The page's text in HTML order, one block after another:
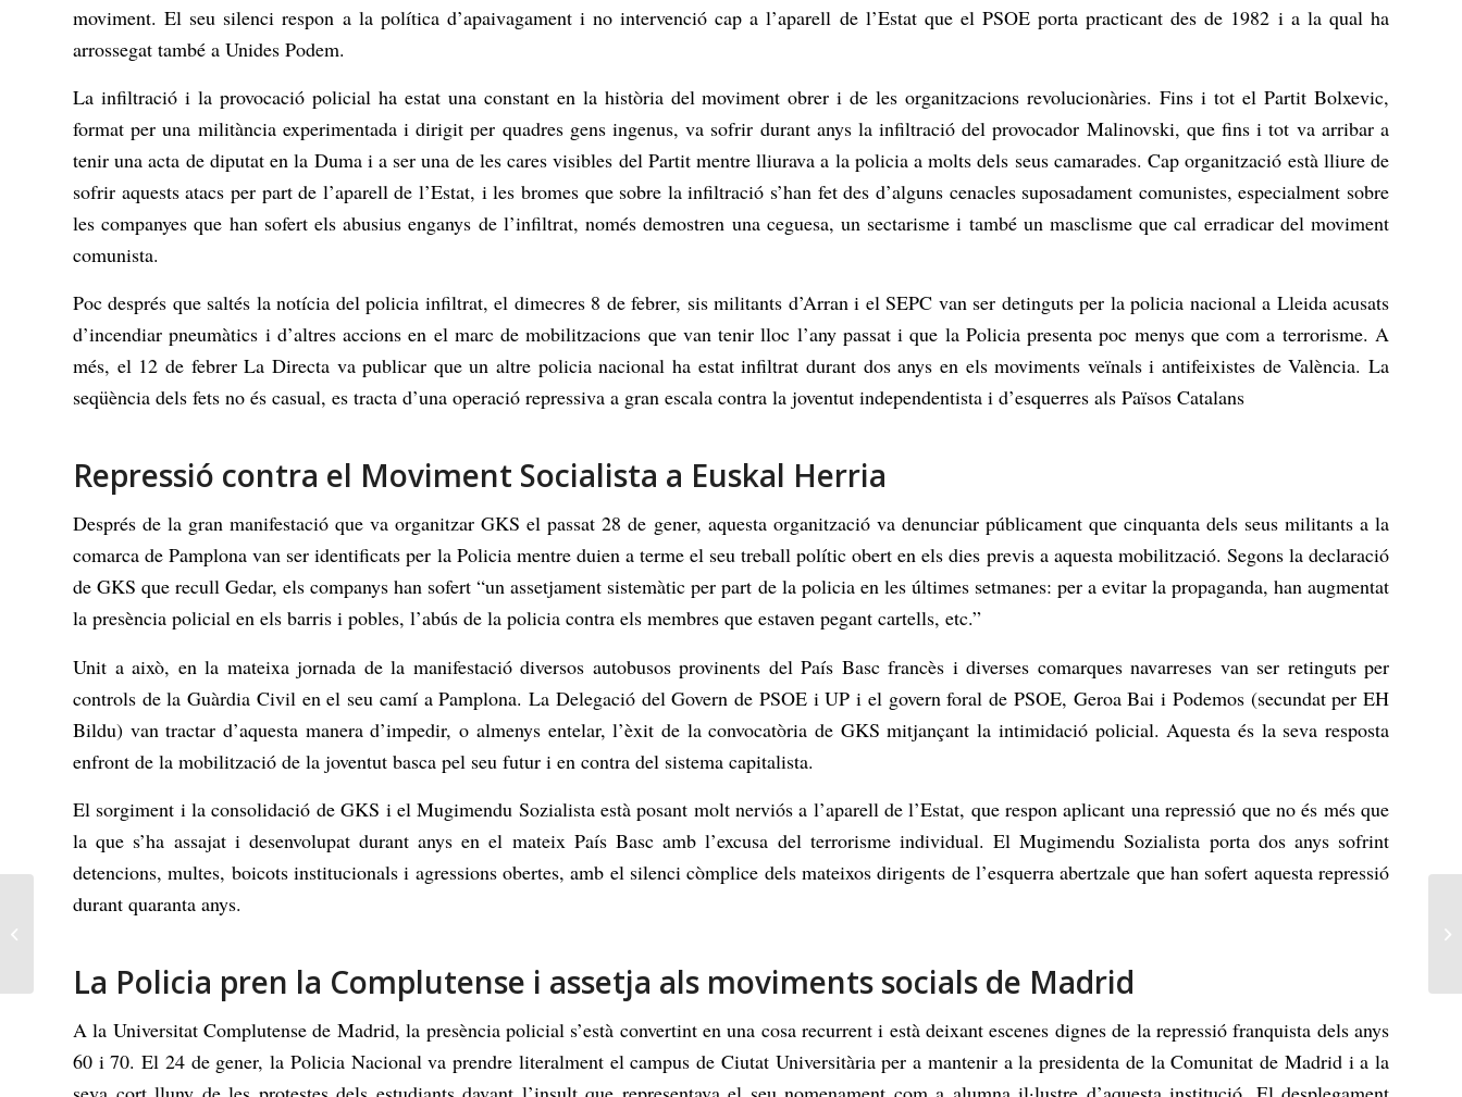
moviment. El seu silenci respon a la política d’apaivagament i no intervenció cap a l’aparell de l’Estat que el PSOE porta practicant des de 1982 i a la qual ha
arrossegat també a Unides Podem.
La infiltració i la provocació policial ha estat una constant en la història del moviment obrer i de les organitzacions revolucionàries. Fins i tot el Partit Bolxevic,
format per una militància experimentada i dirigit per quadres gens ingenus, va sofrir durant anys la infiltració del provocador Malinovski, que fins i tot va arribar a
tenir una acta de diputat en la Duma i a ser una de les cares visibles del Partit mentre lliurava a la policia a molts dels seus camarades. Cap organització està lliure de
sofrir aquests atacs per part de l’aparell de l’Estat, i les bromes que sobre la infiltració s’han fet des d’alguns cenacles suposadament comunistes, especialment sobre
les companyes que han sofert els abusius enganys de l’infiltrat, només demostren una ceguesa, un sectarisme i també un masclisme que cal erradicar del moviment
comunista.
Poc després que saltés la notícia del policia infiltrat, el dimecres 8 de febrer, sis militants d’Arran i el SEPC van ser detinguts per la policia nacional a Lleida acusats
d’incendiar pneumàtics i d’altres accions en el marc de mobilitzacions que van tenir lloc l’any passat i que la Policia presenta poc menys que com a terrorisme. A
més, el 12 de febrer La Directa va publicar que un altre policia nacional ha estat infiltrat durant dos anys en els moviments veïnals i antifeixistes de València. La
seqüència dels fets no és casual, es tracta d’una operació repressiva a gran escala contra la joventut independentista i d’esquerres als Països Catalans
Repressió contra el Moviment Socialista a Euskal Herria
Després de la gran manifestació que va organitzar GKS el passat 28 de gener, aquesta organització va denunciar públicament que cinquanta dels seus militants a la
comarca de Pamplona van ser identificats per la Policia mentre duien a terme el seu treball polític obert en els dies previs a aquesta mobilització. Segons la declaració
de GKS que recull Gedar, els companys han sofert “un assetjament sistemàtic per part de la policia en les últimes setmanes: per a evitar la propaganda, han augmentat
la presència policial en els barris i pobles, l’abús de la policia contra els membres que estaven pegant cartells, etc.”
Unit a això, en la mateixa jornada de la manifestació diversos autobusos provinents del País Basc francès i diverses comarques navarreses van ser retinguts per
controls de la Guàrdia Civil en el seu camí a Pamplona. La Delegació del Govern de PSOE i UP i el govern foral de PSOE, Geroa Bai i Podemos (secundat per EH
Bildu) van tractar d’aquesta manera d’impedir, o almenys entelar, l’èxit de la convocatòria de GKS mitjançant la intimidació policial. Aquesta és la seva resposta
enfront de la mobilització de la joventut basca pel seu futur i en contra del sistema capitalista.
El sorgiment i la consolidació de GKS i el Mugimendu Sozialista està posant molt nerviós a l’aparell de l’Estat, que respon aplicant una repressió que no és més que
la que s’ha assajat i desenvolupat durant anys en el mateix País Basc amb l’excusa del terrorisme individual. El Mugimendu Sozialista porta dos anys sofrint
detencions, multes, boicots institucionals i agressions obertes, amb el silenci còmplice dels mateixos dirigents de l’esquerra abertzale que han sofert aquesta repressió
durant quaranta anys.
La Policia pren la Complutense i assetja als moviments socials de Madrid
A la Universitat Complutense de Madrid, la presència policial s’està convertint en una cosa recurrent i està deixant escenes dignes de la repressió franquista dels anys
60 i 70. El 24 de gener, la Policia Nacional va prendre literalment el campus de Ciutat Universitària per a mantenir a la presidenta de la Comunitat de Madrid i a la
Un nou cas d’espionatge